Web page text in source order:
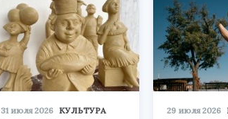
31 июля 2026 КУЛЬТУРА 29 июля 2026